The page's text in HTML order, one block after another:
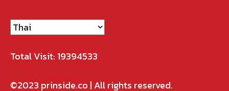
Total Visit: 19394533
©2023 prinside.co | All rights reserved.